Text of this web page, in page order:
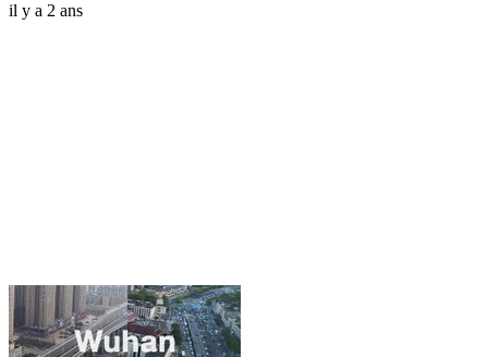
il y a 2 ans